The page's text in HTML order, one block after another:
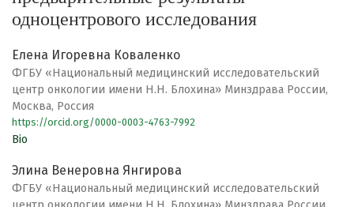
одноцентрового исследования
Елена Игоревна Коваленко
ФГБУ «Национальный медицинский исследовательский
центр онкологии имени Н.Н. Блохина» Минздрава России,
Москва, Россия
https://orcid.org/0000-0003-4763-7992
Bio
Элина Венеровна Янгирова
ФГБУ «Национальный медицинский исследовательский